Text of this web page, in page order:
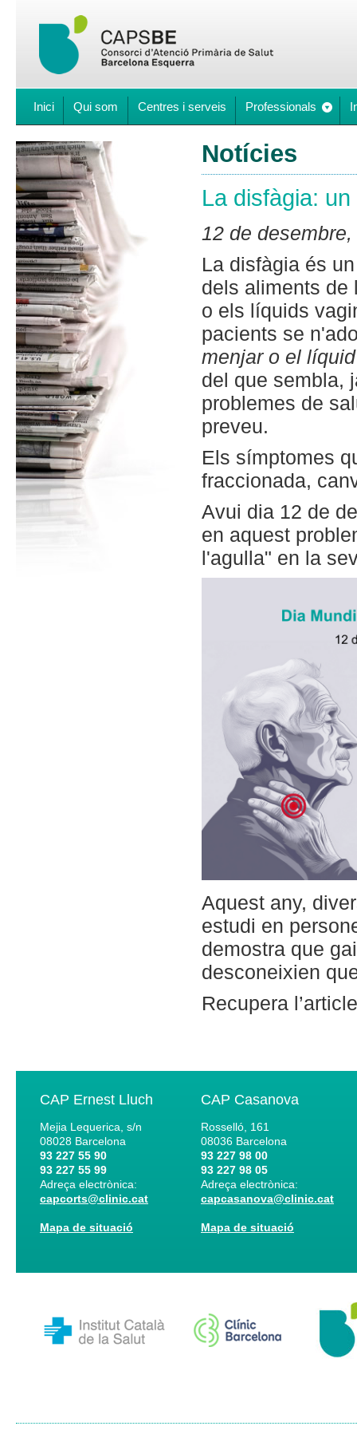
Inici Qui som Centres i serveis Professionals
Notícies
La disfàgia:
12 de
La disfàgia és
dels aliments de
o els líquids
pacients se
menjar o el
del que sembla,
problemes de
preveu.
Els símptomes
fraccionada,
Avui dia 12 de
en aquest
l'agulla" en la
Aquest any,
estudi en
demostra que
desconeixien
Recupera
CAP Ernest Lluch
Mejia Lequerica, s/n
08028 Barcelona
93 227 55 90
93 227 55 99
Adreça electrònica:
capcorts@clinic.cat
Mapa de situació
CAP Casanova
Rosselló, 161
08036 Barcelona
93 227 98 00
93 227 98 05
Adreça electrònica:
capcasanova@clinic.cat
Mapa de situació